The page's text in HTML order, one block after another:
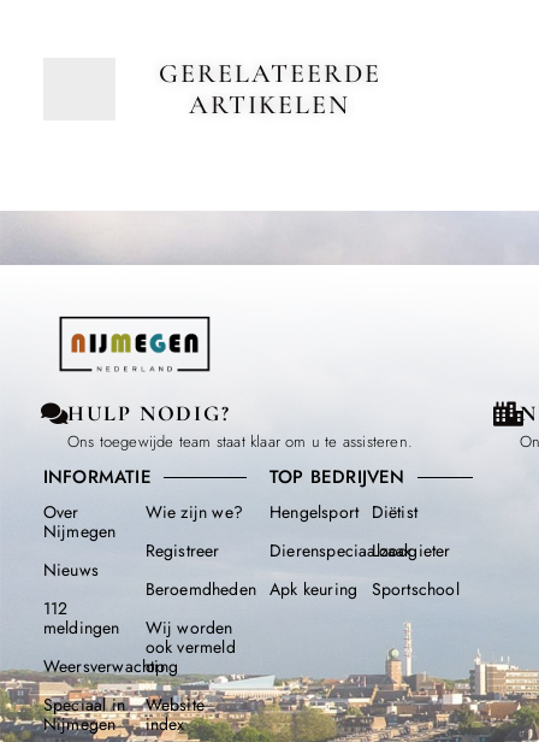
GERELATEERDE
ARTIKELEN
HULP NODIG?
Ons toegewijde team staat klaar om u te assisteren.
INFORMATIE
Over
Nijmegen
Nieuws
112
meldingen
Weersverwachting
Speciaal in
Nijmegen
Wie zijn we?
Registreer
Beroemdheden​
Wij worden
ook vermeld
op
Website
index
TOP BEDRIJVEN
Hengelsport
Dierenspeciaalzaak
Apk keuring
Diëtist
Loodgieter
Sportschool